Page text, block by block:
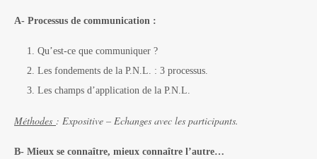
A- Processus de communication :
Qu’est-ce que communiquer ?
Les fondements de la P.N.L. : 3 processus.
Les champs d’application de la P.N.L.
Méthodes : Expositive – Echanges avec les participants.
B- Mieux se connaître, mieux connaître l’autre…